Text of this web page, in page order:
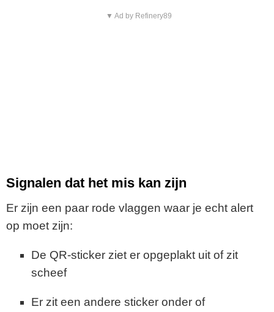
▼ Ad by Refinery89
Signalen dat het mis kan zijn
Er zijn een paar rode vlaggen waar je echt alert
op moet zijn:
De QR-sticker ziet er opgeplakt uit of zit
scheef
Er zit een andere sticker onder of